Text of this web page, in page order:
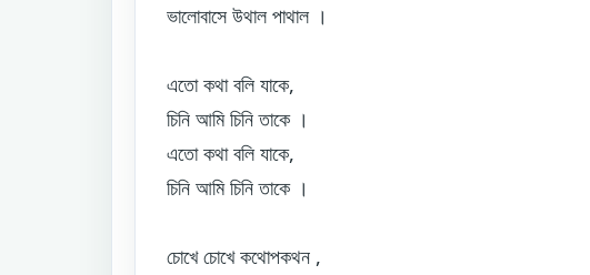
ভালোবাসে উথাল পাথাল ।
এতো কথা বলি যাকে,
চিনি আমি চিনি তাকে ।
এতো কথা বলি যাকে,
চিনি আমি চিনি তাকে ।
চোখে চোখে কথোপকথন ,